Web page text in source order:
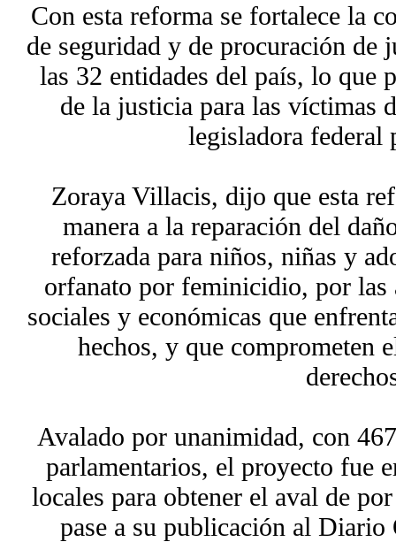
Con esta reforma se fortalece la
de seguridad y de procuración de
las 32 entidades del país, lo que
de la justicia para las víctimas
legisladora federal
Zoraya Villacis, dijo que esta
manera a la reparación del
reforzada para niños, niñas y
orfanato por feminicidio, por las
sociales y económicas que
hechos, y que comprometen
Avalado por unanimidad, con
parlamentarios, el proyecto fue
locales para obtener el aval de
pase a su publicación al